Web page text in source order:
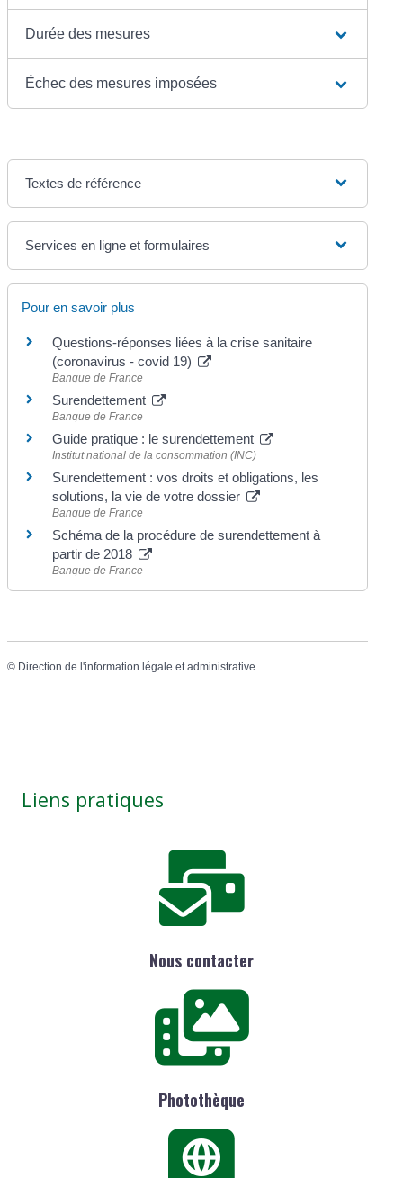
Durée des mesures
Échec des mesures imposées
Textes de référence
Services en ligne et formulaires
Pour en savoir plus
Questions-réponses liées à la crise sanitaire
(coronavirus - covid 19)
Banque de France
Surendettement
Banque de France
Guide pratique : le surendettement
Institut national de la consommation (INC)
Surendettement : vos droits et obligations, les
solutions, la vie de votre dossier
Banque de France
Schéma de la procédure de surendettement à
partir de 2018
Banque de France
© Direction de l'information légale et administrative
Liens pratiques
Nous contacter
Photothèque